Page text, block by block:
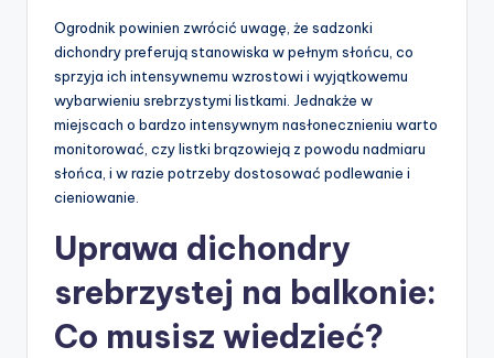
Ogrodnik powinien zwrócić uwagę, że sadzonki
dichondry preferują stanowiska w pełnym słońcu, co
sprzyja ich intensywnemu wzrostowi i wyjątkowemu
wybarwieniu srebrzystymi listkami. Jednakże w
miejscach o bardzo intensywnym nasłonecznieniu warto
monitorować, czy listki brązowieją z powodu nadmiaru
słońca, i w razie potrzeby dostosować podlewanie i
cieniowanie.
Uprawa dichondry
srebrzystej na balkonie:
Co musisz wiedzieć?